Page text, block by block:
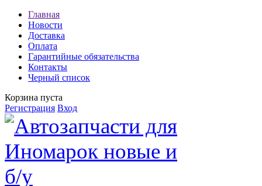
Главная
Новости
Доставка
Оплата
Гарантийные обязательства
Контакты
Черный список
Корзина пуста
Регистрация Вход